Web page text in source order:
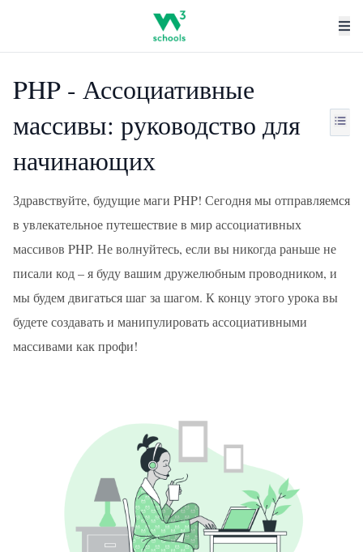
PHP - Ассоциативные
массивы: руководство для
начинающих
Здравствуйте, будущие маги PHP! Сегодня мы отправляемся
в увлекательное путешествие в мир ассоциативных
массивов PHP. Не волнуйтесь, если вы никогда раньше не
писали код – я буду вашим дружелюбным проводником, и
мы будем двигаться шаг за шагом. К концу этого урока вы
будете создавать и манипулировать ассоциативными
массивами как профи!